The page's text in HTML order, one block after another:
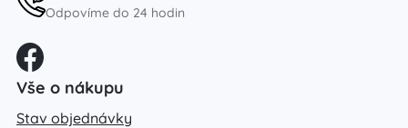
Odpovíme do 24 hodin
Vše o nákupu
Stav objednávky